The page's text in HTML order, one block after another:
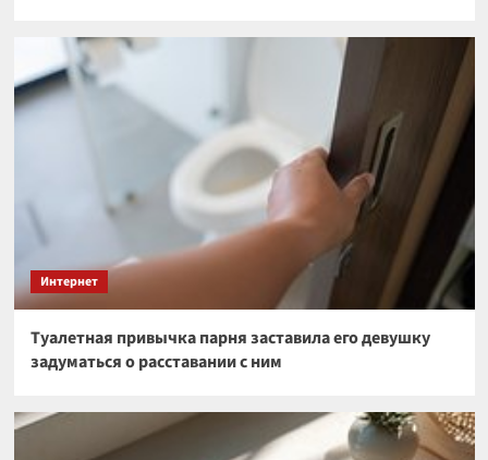
Интернет
Туалетная привычка парня заставила его девушку
задуматься о расставании с ним